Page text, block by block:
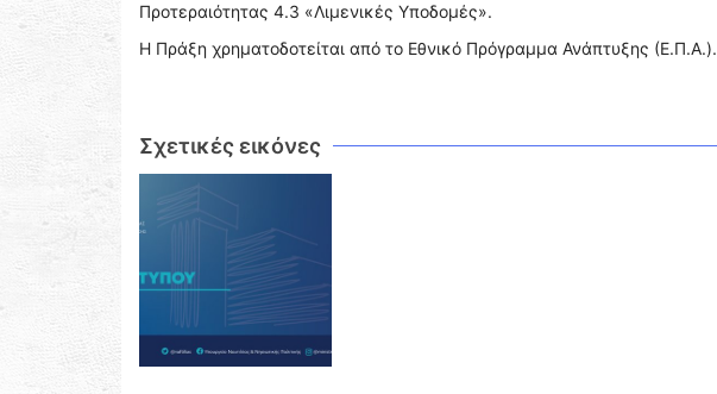
Προτεραιότητας 4.3 «Λιμενικές Υποδομές».
Η Πράξη χρηματοδοτείται από το Εθνικό Πρόγραμμα Ανάπτυξης (Ε.Π.Α.).
Σχετικές εικόνες